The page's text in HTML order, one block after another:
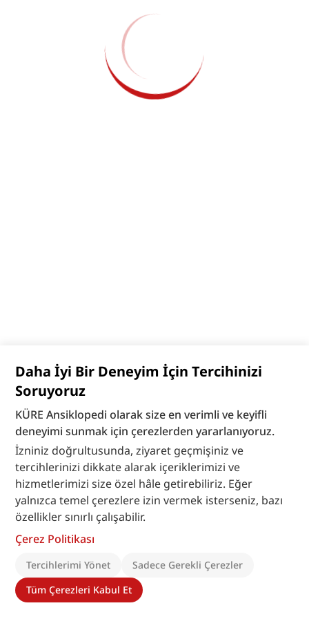
Daha İyi Bir Deneyim İçin Tercihinizi
Soruyoruz
KÜRE Ansiklopedi olarak size en verimli ve keyifli
deneyimi sunmak için çerezlerden yararlanıyoruz.
İzniniz doğrultusunda, ziyaret geçmişiniz ve
tercihlerinizi dikkate alarak içeriklerimizi ve
hizmetlerimizi size özel hâle getirebiliriz. Eğer
yalnızca temel çerezlere izin vermek isterseniz, bazı
özellikler sınırlı çalışabilir.
Çerez Politikası
Tercihlerimi Yönet
Sadece Gerekli Çerezler
Tüm Çerezleri Kabul Et